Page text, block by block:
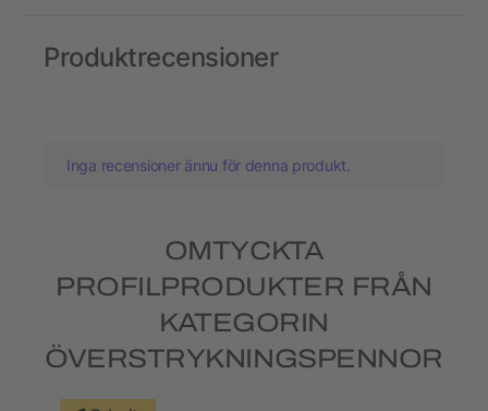
Produktrecensioner
Inga recensioner ännu för denna produkt.
OMTYCKTA
PROFILPRODUKTER FRÅN
KATEGORIN
ÖVERSTRYKNINGSPENNOR